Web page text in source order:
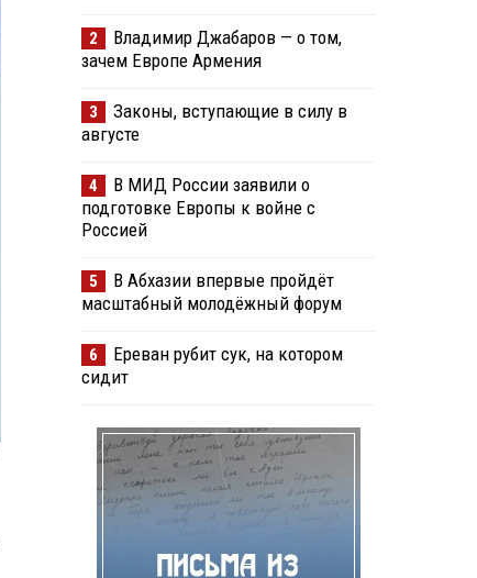
2
Владимир Джабаров — о том,
зачем Европе Армения
3
Законы, вступающие в силу в
августе
4
В МИД России заявили о
подготовке Европы к войне с
Россией
5
В Абхазии впервые пройдёт
масштабный молодёжный форум
6
Ереван рубит сук, на котором
сидит